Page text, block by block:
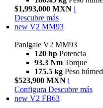
$1,993,000 MXN i
Descubre más
new V2 MM93
Panigale V2 MM93
120 hp Potencia
93.3 Nm Torque
175.5 kg Peso
$523,900 MXN i
Configura Descubre más
new V2 FB63